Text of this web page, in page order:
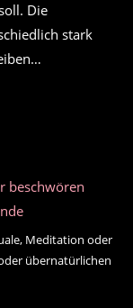
Die
stark
Meditation oder
übernatürlichen